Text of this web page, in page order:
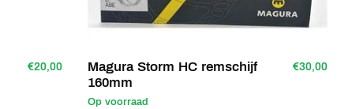
€20,00
Magura Storm HC remschijf
160mm
€30,00
Op voorraad